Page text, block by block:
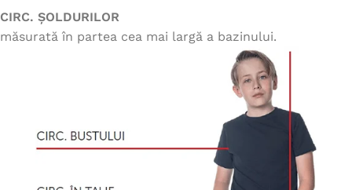
CIRC. ȘOLDURILOR
măsurată în partea cea mai largă a bazinului.